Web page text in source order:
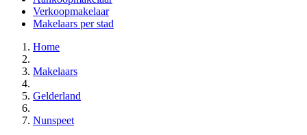
Verkoopmakelaar
Makelaars per stad
Home
Makelaars
Gelderland
Nunspeet